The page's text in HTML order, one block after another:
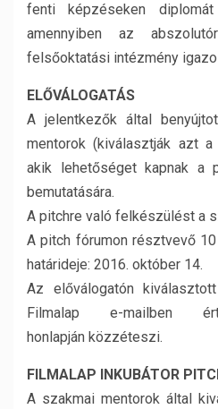
fenti képzéseken
amennyiben az
felsőoktatási intézmény
ELŐVÁLOGATÁS
A jelentkezők által
mentorok (kiválasztják azt
akik lehetőséget kapnak a
bemutatására.
A pitchre való felkészülést a
A pitch fórumon résztvevő
határideje: 2016. október 14.
Az előválogatón
Filmalap e-mailben
honlapján közzéteszi.
FILMALAP INKUBÁTOR
A szakmai mentorok által